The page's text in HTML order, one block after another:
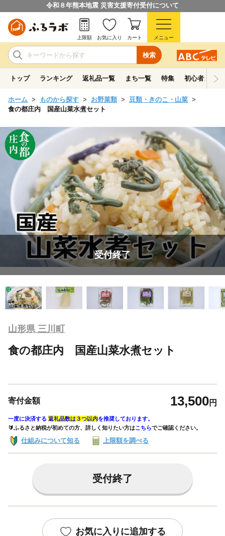
令和８年熊本地震 災害支援寄付受付について
検索
上限額 お気に入り カート メニュー
トップ ランキング 返礼品一覧 まち一覧 特集 初心者ガイド
ホーム ものから探す お野菜類
豆類・きのこ・山菜
食の都庄内 国産山菜水煮セット
受付終了
山形県 三川町
食の都庄内 国産山菜水煮セット
寄付金額 13,500円
一度に決済する 返礼品数は３つ以内を推奨しております。
🔰ふるさと納税が初めての方、詳しく知りたい方はこちらでご確認ください。
仕組みについて知る 上限額を調べる
受付終了
お気に入りに追加する